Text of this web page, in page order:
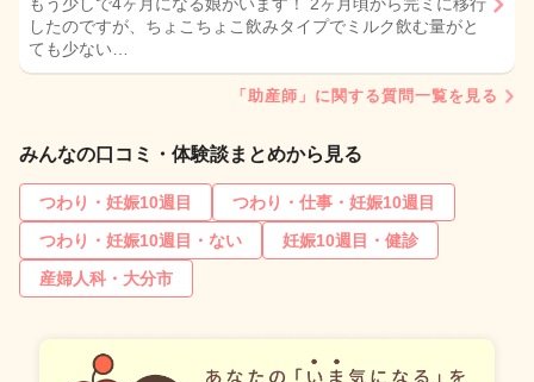
したのですが、ちょこちょこ飲みタイプでミルク飲む量がと
ても少ない…
「助産師」に関する質問一覧を見る
みんなの口コミ・体験談まとめから見る
つわり・妊娠10週目
つわり・仕事・妊娠10週目
つわり・妊娠10週目・ない
妊娠10週目・健診
産婦人科・大分市